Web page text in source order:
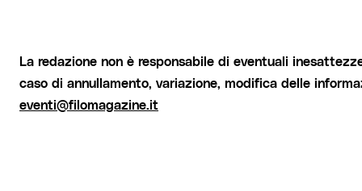
La redazione non è responsabile di eventuali
caso di annullamento, variazione, modifica delle
eventi@filomagazine.it